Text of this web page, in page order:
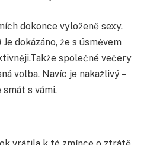
dokonce vyloženě sexy.
dokázáno, že s úsměvem
společné večery
volba. Navíc je nakažlivý –
s vámi.